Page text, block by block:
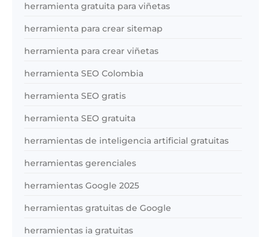
herramienta gratuita para viñetas
herramienta para crear sitemap
herramienta para crear viñetas
herramienta SEO Colombia
herramienta SEO gratis
herramienta SEO gratuita
herramientas de inteligencia artificial gratuitas
herramientas gerenciales
herramientas Google 2025
herramientas gratuitas de Google
herramientas ia gratuitas